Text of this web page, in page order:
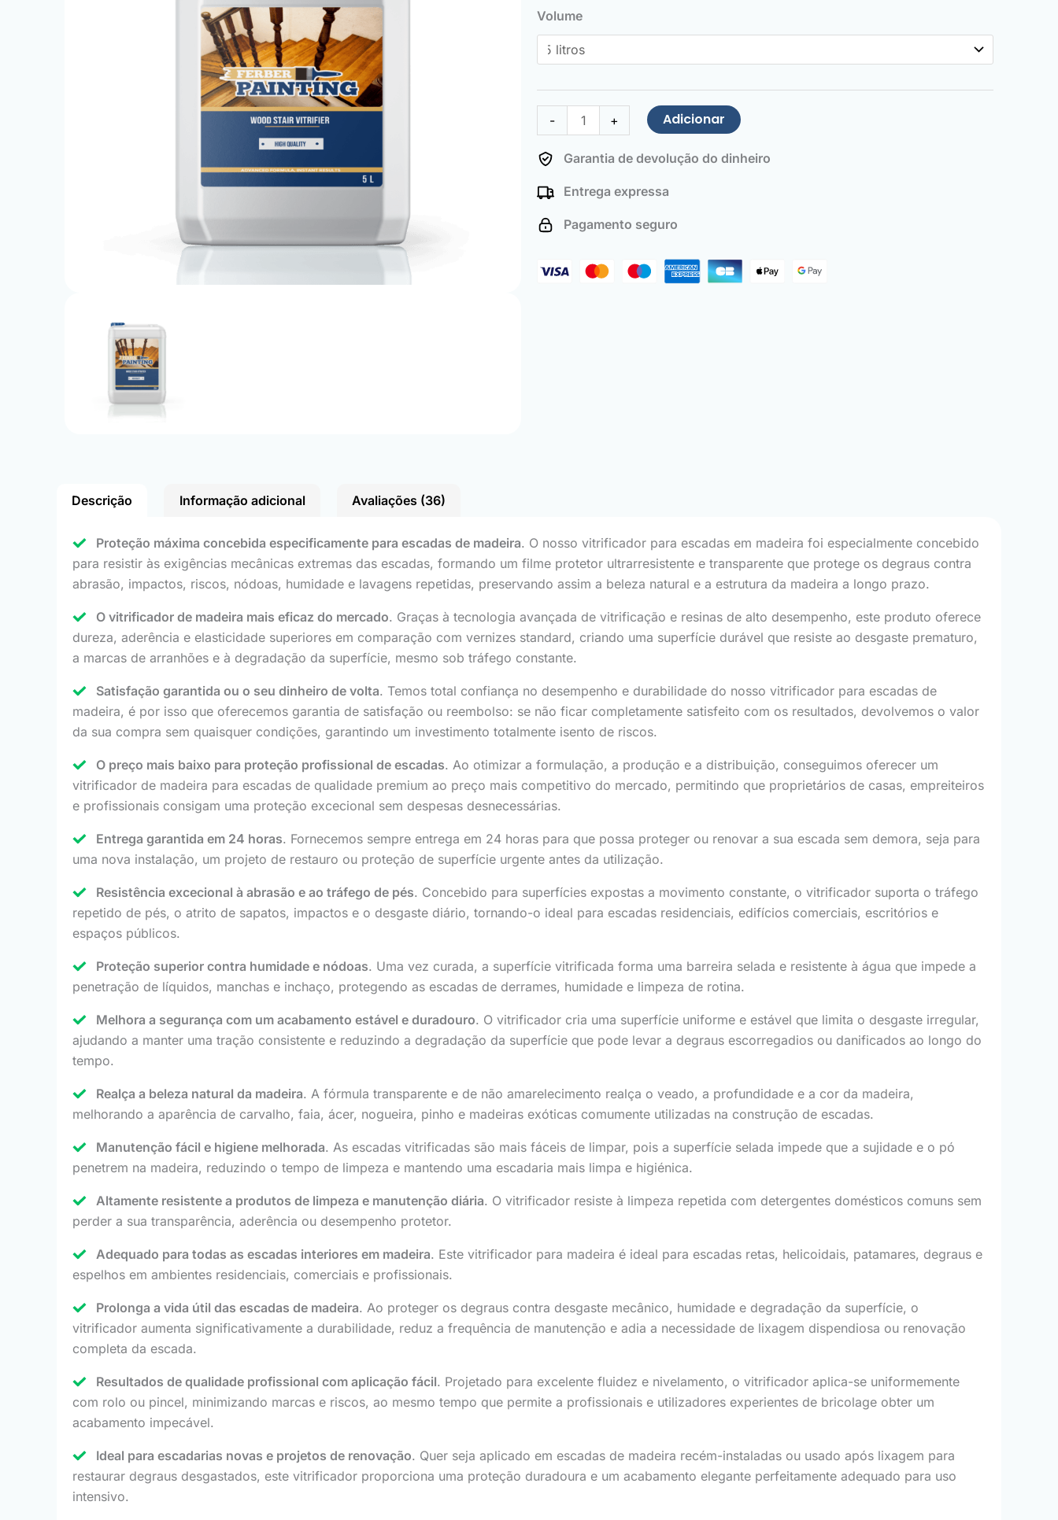
Volume
-
de
Stair
+ Adicionar
Garantia de devolução do dinheiro
Entrega expressa
Pagamento seguro
Descrição Informação adicional Avaliações (36)
Proteção máxima concebida especificamente para escadas de madeira. O nosso vitrificador para escadas em madeira foi especialmente concebido
para resistir às exigências mecânicas extremas das escadas, formando um filme protetor ultrarresistente e transparente que protege os degraus contra
abrasão, impactos, riscos, nódoas, humidade e lavagens repetidas, preservando assim a beleza natural e a estrutura da madeira a longo prazo.
O vitrificador de madeira mais eficaz do mercado. Graças à tecnologia avançada de vitrificação e resinas de alto desempenho, este produto oferece
dureza, aderência e elasticidade superiores em comparação com vernizes standard, criando uma superfície durável que resiste ao desgaste prematuro,
a marcas de arranhões e à degradação da superfície, mesmo sob tráfego constante.
Satisfação garantida ou o seu dinheiro de volta. Temos total confiança no desempenho e durabilidade do nosso vitrificador para escadas de
madeira, é por isso que oferecemos garantia de satisfação ou reembolso: se não ficar completamente satisfeito com os resultados, devolvemos o valor
da sua compra sem quaisquer condições, garantindo um investimento totalmente isento de riscos.
O preço mais baixo para proteção profissional de escadas. Ao otimizar a formulação, a produção e a distribuição, conseguimos oferecer um
vitrificador de madeira para escadas de qualidade premium ao preço mais competitivo do mercado, permitindo que proprietários de casas, empreiteiros
e profissionais consigam uma proteção excecional sem despesas desnecessárias.
Entrega garantida em 24 horas. Fornecemos sempre entrega em 24 horas para que possa proteger ou renovar a sua escada sem demora, seja para
uma nova instalação, um projeto de restauro ou proteção de superfície urgente antes da utilização.
Resistência excecional à abrasão e ao tráfego de pés. Concebido para superfícies expostas a movimento constante, o vitrificador suporta o tráfego
repetido de pés, o atrito de sapatos, impactos e o desgaste diário, tornando-o ideal para escadas residenciais, edifícios comerciais, escritórios e
espaços públicos.
Proteção superior contra humidade e nódoas. Uma vez curada, a superfície vitrificada forma uma barreira selada e resistente à água que impede a
penetração de líquidos, manchas e inchaço, protegendo as escadas de derrames, humidade e limpeza de rotina.
Melhora a segurança com um acabamento estável e duradouro. O vitrificador cria uma superfície uniforme e estável que limita o desgaste irregular,
ajudando a manter uma tração consistente e reduzindo a degradação da superfície que pode levar a degraus escorregadios ou danificados ao longo do
tempo.
Realça a beleza natural da madeira. A fórmula transparente e de não amarelecimento realça o veado, a profundidade e a cor da madeira,
melhorando a aparência de carvalho, faia, ácer, nogueira, pinho e madeiras exóticas comumente utilizadas na construção de escadas.
Manutenção fácil e higiene melhorada. As escadas vitrificadas são mais fáceis de limpar, pois a superfície selada impede que a sujidade e o pó
penetrem na madeira, reduzindo o tempo de limpeza e mantendo uma escadaria mais limpa e higiénica.
Altamente resistente a produtos de limpeza e manutenção diária. O vitrificador resiste à limpeza repetida com detergentes domésticos comuns sem
perder a sua transparência, aderência ou desempenho protetor.
Adequado para todas as escadas interiores em madeira. Este vitrificador para madeira é ideal para escadas retas, helicoidais, patamares, degraus e
espelhos em ambientes residenciais, comerciais e profissionais.
Prolonga a vida útil das escadas de madeira. Ao proteger os degraus contra desgaste mecânico, humidade e degradação da superfície, o
vitrificador aumenta significativamente a durabilidade, reduz a frequência de manutenção e adia a necessidade de lixagem dispendiosa ou renovação
completa da escada.
Resultados de qualidade profissional com aplicação fácil. Projetado para excelente fluidez e nivelamento, o vitrificador aplica-se uniformemente
com rolo ou pincel, minimizando marcas e riscos, ao mesmo tempo que permite a profissionais e utilizadores experientes de bricolage obter um
acabamento impecável.
Ideal para escadarias novas e projetos de renovação. Quer seja aplicado em escadas de madeira recém-instaladas ou usado após lixagem para
restaurar degraus desgastados, este vitrificador proporciona uma proteção duradoura e um acabamento elegante perfeitamente adequado para uso
intensivo.